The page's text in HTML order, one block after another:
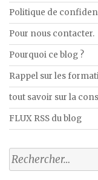
Politique de
Pour nous contacter.
Pourquoi ce blog ?
Rappel sur les
tout savoir sur la
FLUX RSS du blog
Rechercher :